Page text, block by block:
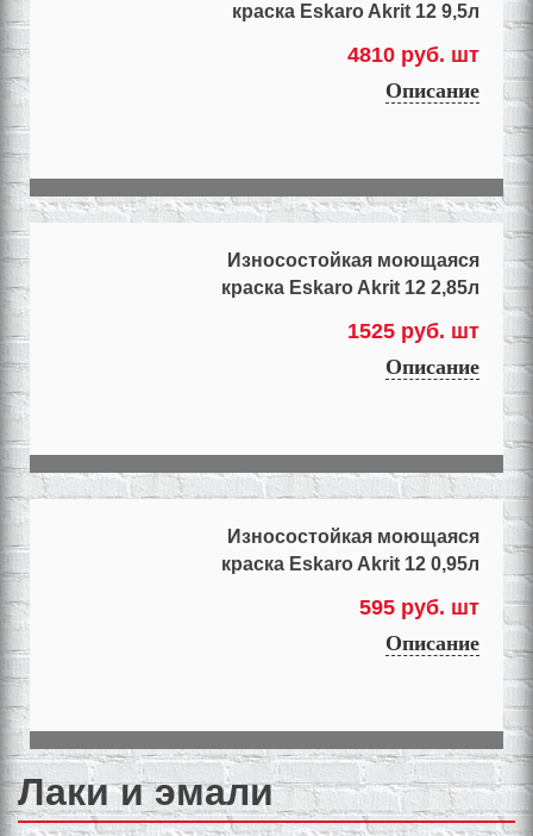
краска Eskaro Akrit 12 9,5л
4810 руб. шт
Описание
Износостойкая моющаяся
краска Eskaro Akrit 12 2,85л
1525 руб. шт
Описание
Износостойкая моющаяся
краска Eskaro Akrit 12 0,95л
595 руб. шт
Описание
Лаки и эмали